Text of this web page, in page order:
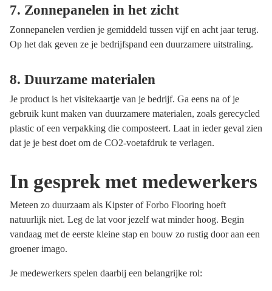
7. Zonnepanelen in het zicht
Zonnepanelen verdien je gemiddeld tussen vijf en acht jaar terug.
Op het dak geven ze je bedrijfspand een duurzamere uitstraling.
8. Duurzame materialen
Je product is het visitekaartje van je bedrijf. Ga eens na of je
gebruik kunt maken van duurzamere materialen, zoals gerecycled
plastic of een verpakking die composteert. Laat in ieder geval zien
dat je je best doet om de CO2-voetafdruk te verlagen.
In gesprek met medewerkers
Meteen zo duurzaam als Kipster of Forbo Flooring hoeft
natuurlijk niet. Leg de lat voor jezelf wat minder hoog. Begin
vandaag met de eerste kleine stap en bouw zo rustig door aan een
groener imago.
Je medewerkers spelen daarbij een belangrijke rol: